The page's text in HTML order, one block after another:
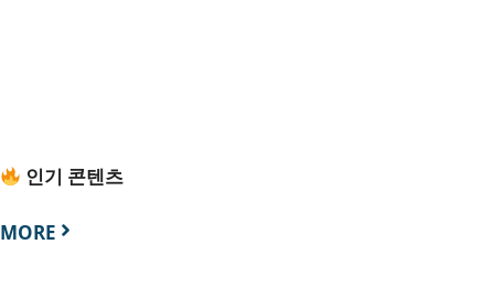
인기 콘텐츠
MORE